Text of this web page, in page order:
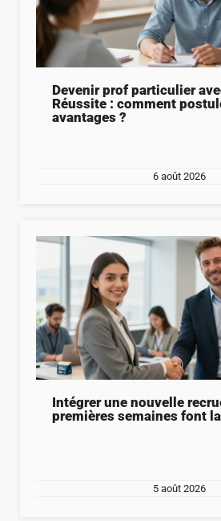
Devenir prof particulier
Réussite : comment
avantages ?
6 août 2026
Intégrer une nouvelle
premières semaines font
5 août 2026